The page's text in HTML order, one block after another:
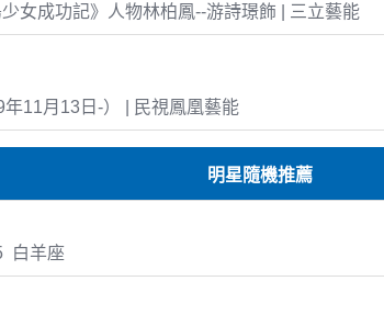
女成功記》人物林柏鳳--游詩璟飾 | 三立藝能
年11月13日-） | 民視鳳凰藝能
明星隨機推薦
白羊座